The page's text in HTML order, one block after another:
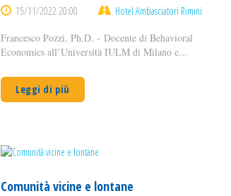
15/11/2022 20:00
Hotel Ambasciatori Rimini
Francesco Pozzi, Ph.D. - Docente di Behavioral
Economics all’Università IULM di Milano e...
Leggi di più
Comunità vicine e lontane